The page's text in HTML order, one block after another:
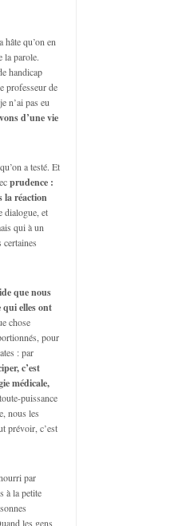
qu’on en
la parole.
handicap
professeur de
n’ai pas eu
d’une vie
a testé. Et
prudence :
la réaction
dialogue, et
qui à un
que nous
qui elles ont
chose
pour
: par
c’est
médicale,
puissance
nous les
prévoir, c’est
par
à la petite
les gens